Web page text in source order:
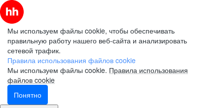
Мы используем файлы cookie, чтобы обеспечивать
правильную работу нашего веб-сайта и анализировать
сетевой трафик.
Правила использования файлов cookie
Мы используем файлы cookie. Правила использования
файлов cookie
Понятно